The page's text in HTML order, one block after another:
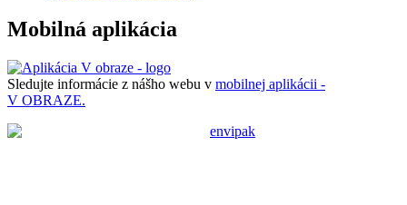
Mobilná aplikácia
Sledujte informácie z nášho webu v mobilnej aplikácii -
V OBRAZE.